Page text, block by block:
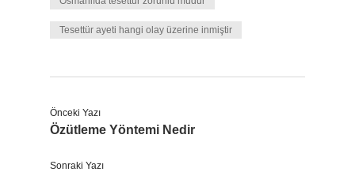
Tesettür ayeti hangi olay üzerine inmiştir
Önceki Yazı
Özütleme Yöntemi Nedir
Sonraki Yazı